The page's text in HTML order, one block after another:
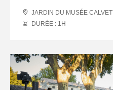
JARDIN DU MUSÉE CALVET
DURÉE : 1 H